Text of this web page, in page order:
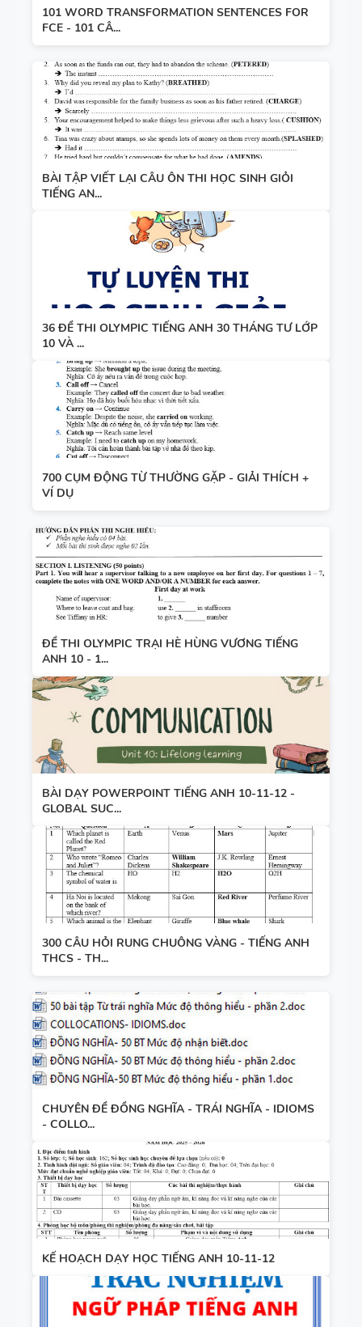
101 WORD TRANSFORMATION SENTENCES FOR
FCE - 101 CÂ...
BÀI TẬP VIẾT LẠI CÂU ÔN THI HỌC SINH GIỎI
TIẾNG AN...
36 ĐỀ THI OLYMPIC TIẾNG ANH 30 THÁNG TƯ LỚP
10 VÀ ...
700 CỤM ĐỘNG TỪ THƯỜNG GẶP - GIẢI THÍCH +
VÍ DỤ
ĐỀ THI OLYMPIC TRẠI HÈ HÙNG VƯƠNG TIẾNG
ANH 10 - 1...
BÀI DẠY POWERPOINT TIẾNG ANH 10-11-12 -
GLOBAL SUC...
300 CÂU HỎI RUNG CHUÔNG VÀNG - TIẾNG ANH
THCS - TH...
CHUYÊN ĐỀ ĐỒNG NGHĨA - TRÁI NGHĨA - IDIOMS
- COLLO...
KẾ HOẠCH DẠY HỌC TIẾNG ANH 10-11-12